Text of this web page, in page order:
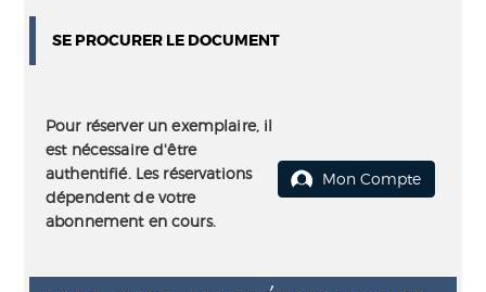
SE PROCURER LE DOCUMENT
Pour réserver un exemplaire, il
est nécessaire d'être
authentifié. Les réservations
dépendent de votre
abonnement en cours.
Mon Compte